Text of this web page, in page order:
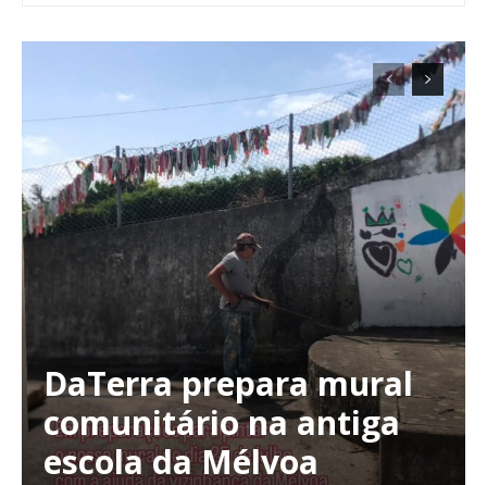
DaTerra prepara mural
comunitário na antiga
escola da Mélvoa